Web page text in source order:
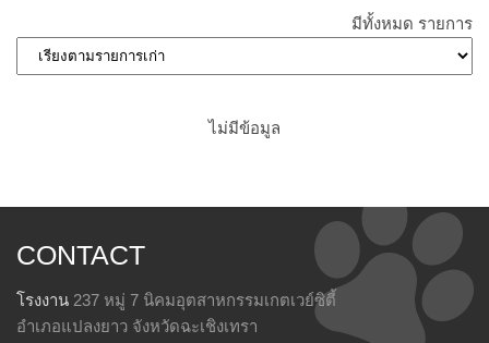
มีทั้งหมด รายการ
ไม่มีข้อมูล
CONTACT
โรงงาน 237 หมู่ 7 นิคมอุตสาหกรรมเกตเวย์ซิตี้
อำเภอแปลงยาว จังหวัดฉะเชิงเทรา